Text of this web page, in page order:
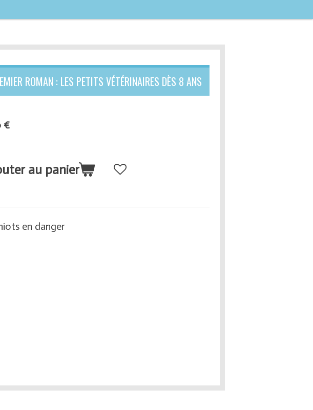
ROMAN : LES PETITS VÉTÉRINAIRES DÈS 8 ANS
€
au panier
en danger